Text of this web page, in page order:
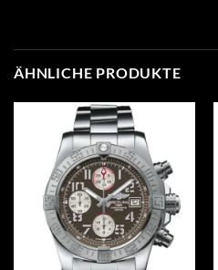
ÄHNLICHE PRODUKTE